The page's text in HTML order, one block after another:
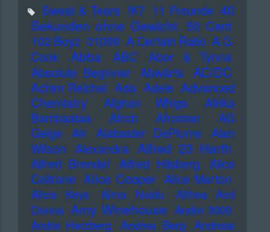
Sweat & Tears !K7 11 Freunde 40
Sekunden ohne Gewicht 50 Cent
102 Boyz 01099 A Certain Ratio A.G.
Cook
Abba ABC
Abor & Tynna
Absolute Beginner Abwärts AC/DC
Achim Reichel Ada Adele Advanced
Chemistry
Afghan Whigs
Afrika
Bambaataa
Afrob Afroman
AG
Geige
Air Alabaster DePlume
Alan
Wilson Alexandra Alfred 23 Harth
Alfred Brendel Alfred Hilsberg
Alice
Coltrane Alice Cooper Alice Merton
Alicia Keys Alma Naidu
Althea And
Donna Amy Winehouse Andre 3000
Andre Herzberg
Andrea Berg
Andreas